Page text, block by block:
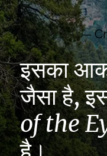
इसका
जैसा है,
of the
—